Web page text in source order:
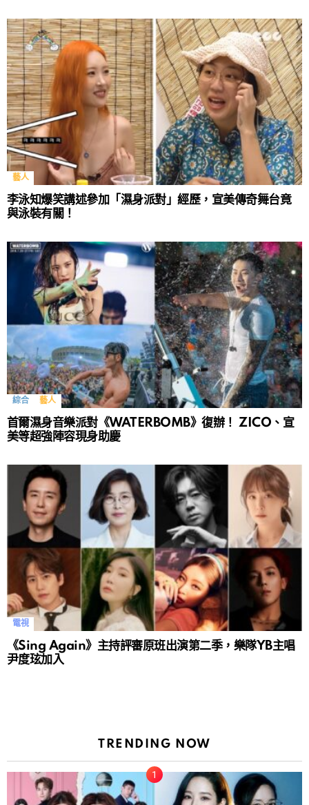
藝人
李泳知爆笑講述參加「濕身派對」經歷，宣美傳奇舞台竟
與泳裝有關！
綜合 藝人
首爾濕身音樂派對《WATERBOMB》復辦！ ZICO、宣
美等超強陣容現身助慶
電視
《Sing Again》主持評審原班出演第二季，樂隊YB主唱
尹度玹加入
TRENDING NOW